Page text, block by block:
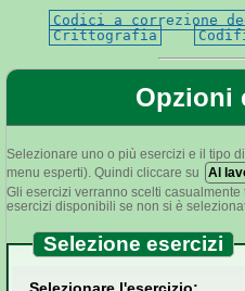
Codici a correzione
Crittografia
Opzioni
Selezionare uno o più esercizi e il tipo
menu esperti). Quindi cliccare su
Al
Gli esercizi verranno scelti
esercizi disponibili se non si è
Selezione esercizi
Selezionare l'esercizio: